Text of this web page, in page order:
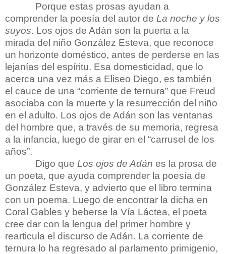
Porque estas prosas ayudan a
comprender la poesía del autor de La noche y los
suyos. Los ojos de Adán son la puerta a la
mirada del niño González Esteva, que reconoce
un horizonte doméstico, antes de perderse en las
lejanías del espíritu. Esa domesticidad, que lo
acerca una vez más a Eliseo Diego, es también
el cauce de una “corriente de ternura” que Freud
asociaba con la muerte y la resurrección del niño
en el adulto. Los ojos de Adán son las ventanas
del hombre que, a través de su memoria, regresa
a la infancia, luego de girar en el “carrusel de los
años”.
Digo que Los ojos de Adán es la prosa de
un poeta, que ayuda comprender la poesía de
González Esteva, y advierto que el libro termina
con un poema. Luego de encontrar la dicha en
Coral Gables y beberse la Vía Láctea, el poeta
cree dar con la lengua del primer hombre y
rearticula el discurso de Adán. La corriente de
ternura lo ha regresado al parlamento primigenio,